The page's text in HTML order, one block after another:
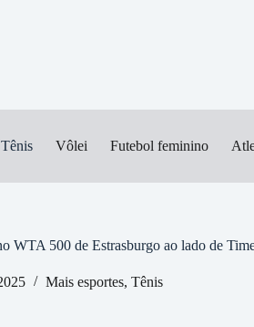
Tênis Vôlei Futebol feminino
WTA 500 de Estrasburgo ao lado de
Mais esportes, Tênis